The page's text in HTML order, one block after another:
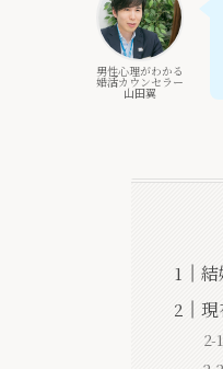
男性心理がわかる
婚活カウンセラー
山田翼